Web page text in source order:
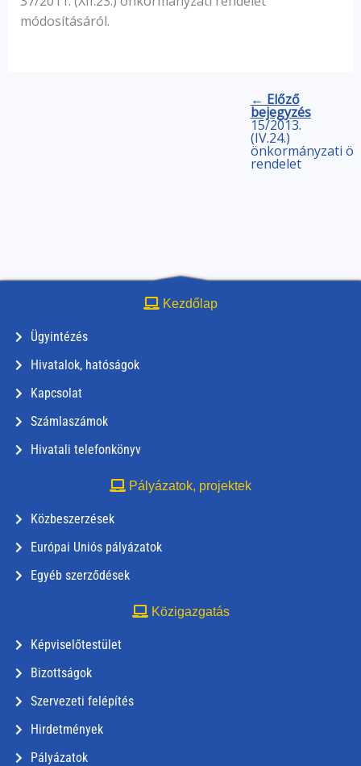
módosításáról.
← Előző
bejegyzés
15/2013.
(IV.24.)
önkormányzati
rendelet
Kezdőlap
Ügyintézés
Hivatalok, hatóságok
Kapcsolat
Számlaszámok
Hivatali telefonkönyv
Pályázatok, projektek
Közbeszerzések
Európai Uniós pályázatok
Egyéb szerződések
Közigazgatás
Képviselőtestület
Bizottságok
Szervezeti felépítés
Hirdetmények
Pályázatok